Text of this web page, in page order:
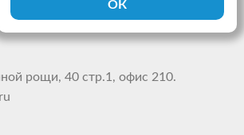
рощи, 40 стр.1, офис 210.